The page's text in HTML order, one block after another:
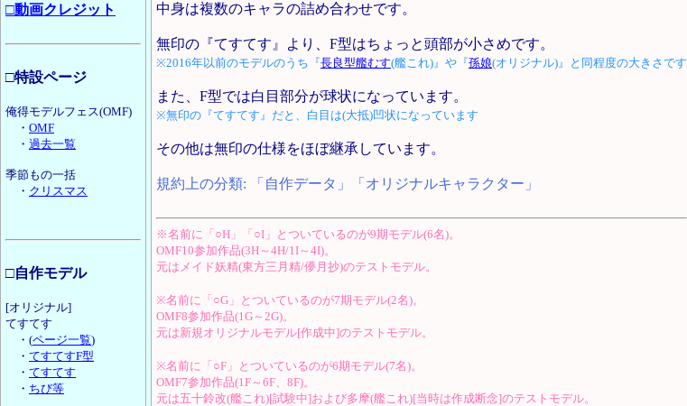
□動画クレジット
□特設ページ
俺得モデルフェス(OMF)
・ OMF
・ 過去一覧
季節もの一括
・ クリスマス
□自作モデル
[オリジナル]
てすてす
・(ページ一覧)
・ てすてすF型
・ てすてす
・ ちび等
中身は複数のキャラの詰め合わせです。
無印の『てすてす』より、F型はちょっと頭部が小さめです。
※2016年以前のモデルのうち『長良型艦むす(艦これ)』や『孫娘(オリジナル)』と同程度の大きさです
また、F型では白目部分が球状になっています。
※無印の『てすてす』だと、白目は(大抵)凹状になっています
その他は無印の仕様をほぼ継承しています。
規約上の分類: 「自作データ」「オリジナルキャラクター」
※名前に「○H」「○I」とついているのが9期モデル(6名)。
OMF10参加作品(3H～4H/1I～4I)。
元はメイド妖精(東方三月精/儚月抄)のテストモデル。
※名前に「○G」とついているのが7期モデル(2名)。
OMF8参加作品(1G～2G)。
元は新規オリジナルモデル[作成中]のテストモデル。
※名前に「○F」とついているのが6期モデル(7名)。
OMF7参加作品(1F～6F、8F)。
元は五十鈴改(艦これ)[試験中]および多摩(艦これ)[当時は作成断念]のテストモデル。